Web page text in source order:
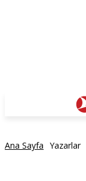
Ana Sayfa Yazarlar